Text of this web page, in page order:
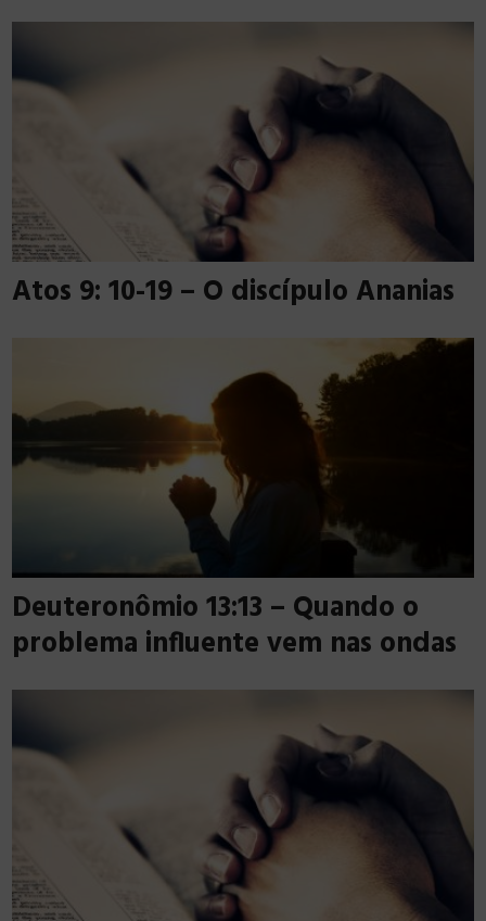
Atos 9: 10-19 – O discípulo Ananias
Deuteronômio 13:13 – Quando o
problema influente vem nas ondas